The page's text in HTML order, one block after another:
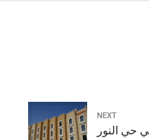
NEXT
حي النور